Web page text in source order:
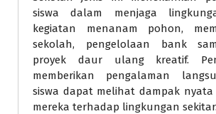
siswa dalam menjaga
kegiatan menanam pohon,
sekolah, pengelolaan bank
proyek daur ulang kreatif.
memberikan pengalaman
siswa dapat melihat dampak
mereka terhadap lingkungan sekitar.